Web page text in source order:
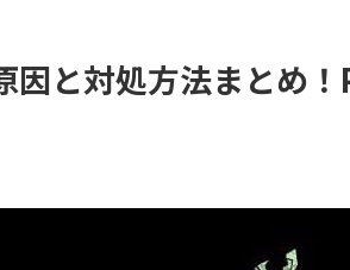
因と対処方法まとめ